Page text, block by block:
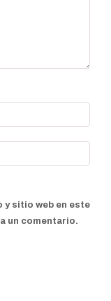
y sitio web en este
un comentario.